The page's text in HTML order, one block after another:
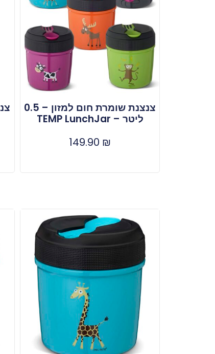
צנצנת שומרת חום למזון – 0.5
ליטר – TEMP LunchJar
149.90 ₪